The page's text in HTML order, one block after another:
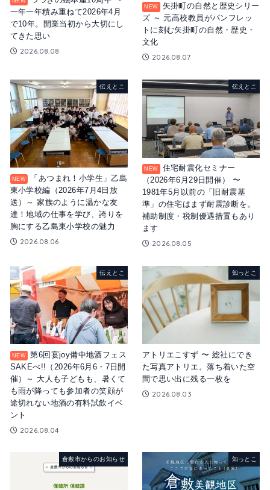
一年一年積み重ねて2026年4月
で10年。開業当初から大切にし
てきた思い
2026.08.08
矢掛町の自然と歴史シリー
ズ ～ 元高校教員がパンフレッ
トに刻む矢掛町の自然・歴史・
文化
2026.08.07
伝えとこ
「あつまれ！小学生」乙島
東小学校編（2026年7月4日放
送）～ 家族のように温かな友
達！地域の仕事を学び、誇りを
胸にする乙島東小学校の魅力
2026.08.06
伝えとこ
住宅耐震化セミナー
（2026年6月29日開催） 〜
1981年5月以前の「旧耐震基
準」の住宅はまず耐震診断を。
補助制度・税制優遇措置もあり
ます
2026.08.05
伝えとこ
第6回宴joy備中地酒フェス
SAKEべ!!（2026年6月6・7日開
催）～ 大人も子どもも、暑くて
も雨が降っても参加者の笑顔が
途切れない地酒の有料試飲イベ
ント
2026.08.04
知っとこ
アトリエこすず 〜 総社にでき
た写真アトリエ。落ち着いた空
間で思い出に残る一枚を
2026.08.03
倉敷市からのお知らせ 知っとこ